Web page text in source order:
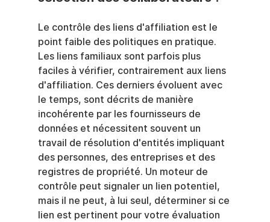
Le contrôle des liens d'affiliation est le
point faible des politiques en pratique.
Les liens familiaux sont parfois plus
faciles à vérifier, contrairement aux liens
d'affiliation. Ces derniers évoluent avec
le temps, sont décrits de manière
incohérente par les fournisseurs de
données et nécessitent souvent un
travail de résolution d'entités impliquant
des personnes, des entreprises et des
registres de propriété. Un moteur de
contrôle peut signaler un lien potentiel,
mais il ne peut, à lui seul, déterminer si ce
lien est pertinent pour votre évaluation